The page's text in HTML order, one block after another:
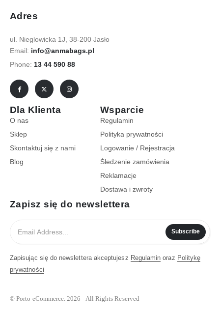
Adres
ul. Nieglowicka 1J, 38-200 Jasło
Email: info@anmabags.pl
Phone: 13 44 590 88
Dla Klienta
O nas
Sklep
Skontaktuj się z nami
Blog
Wsparcie
Regulamin
Polityka prywatności
Logowanie / Rejestracja
Śledzenie zamówienia
Reklamacje
Dostawa i zwroty
Zapisz się do newslettera
Subscribe
Zapisując się do newslettera akceptujesz Regulamin oraz Politykę
prywatności
© Porto eCommerce. 2026 - All Rights Reserved